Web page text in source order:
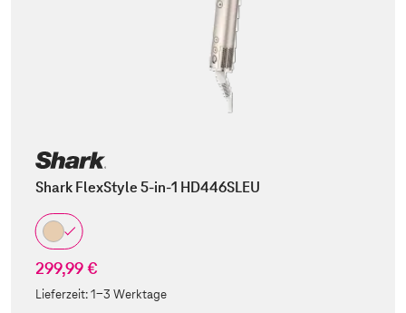
Shark FlexStyle 5-in-1 HD446SLEU
299,99 €
Lieferzeit:1-3 Werktage